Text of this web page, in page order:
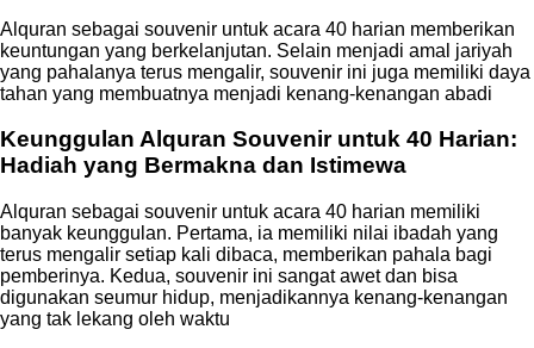
Alquran sebagai souvenir untuk acara 40 harian memberikan
keuntungan yang berkelanjutan. Selain menjadi amal jariyah
yang pahalanya terus mengalir, souvenir ini juga memiliki daya
tahan yang membuatnya menjadi kenang-kenangan abadi
Keunggulan Alquran Souvenir untuk 40 Harian:
Hadiah yang Bermakna dan Istimewa
Alquran sebagai souvenir untuk acara 40 harian memiliki
banyak keunggulan. Pertama, ia memiliki nilai ibadah yang
terus mengalir setiap kali dibaca, memberikan pahala bagi
pemberinya. Kedua, souvenir ini sangat awet dan bisa
digunakan seumur hidup, menjadikannya kenang-kenangan
yang tak lekang oleh waktu